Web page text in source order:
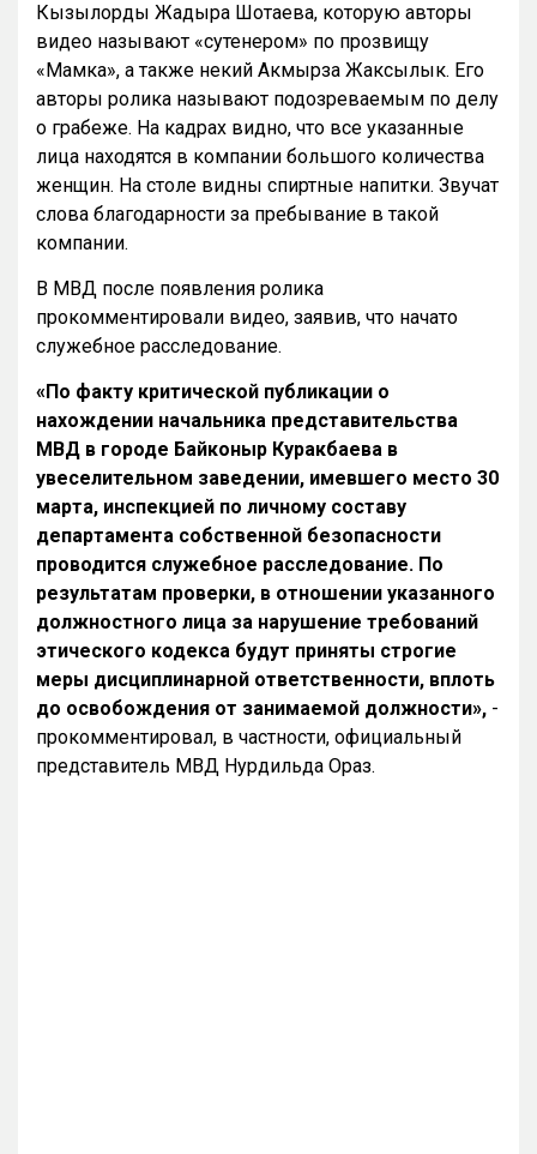
Кызылорды Жадыра Шотаева, которую авторы
видео называют «сутенером» по прозвищу
«Мамка», а также некий Акмырза Жаксылык. Его
авторы ролика называют подозреваемым по делу
о грабеже. На кадрах видно, что все указанные
лица находятся в компании большого количества
женщин. На столе видны спиртные напитки. Звучат
слова благодарности за пребывание в такой
компании.
В МВД после появления ролика
прокомментировали видео, заявив, что начато
служебное расследование.
«По факту критической публикации о
нахождении начальника представительства
МВД в городе Байконыр Куракбаева в
увеселительном заведении, имевшего место 30
марта, инспекцией по личному составу
департамента собственной безопасности
проводится служебное расследование. По
результатам проверки, в отношении указанного
должностного лица за нарушение требований
этического кодекса будут приняты строгие
меры дисциплинарной ответственности, вплоть
до освобождения от занимаемой должности», -
прокомментировал, в частности, официальный
представитель МВД Нурдильда Ораз.